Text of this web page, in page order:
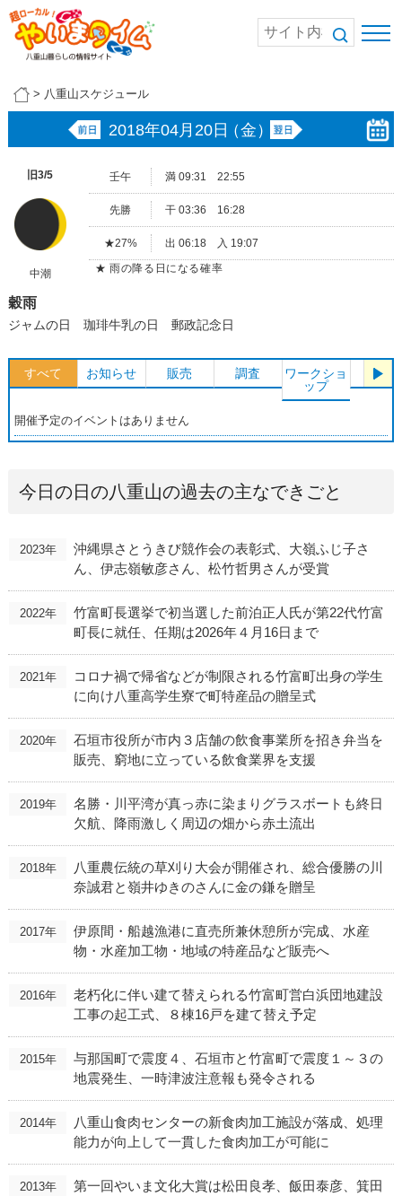
> 八重山スケジュール
2018年04月20日（金）
旧3/5
中潮
壬午 満 09:31 22:55
先勝 干 03:36 16:28
★27%
出 06:18 入 19:07
★ 雨の降る日になる確率
穀雨
ジャムの日 珈琲牛乳の日 郵政記念日
すべて お知らせ 販売 調査
ワークショ
ップ
体験
開催予定のイベントはありません
今日の日の八重山の過去の主なできごと
2023年
沖縄県さとうきび競作会の表彰式、大嶺ふじ子さ
ん、伊志嶺敏彦さん、松竹哲男さんが受賞
2022年
竹富町長選挙で初当選した前泊正人氏が第22代竹富
町長に就任、任期は2026年４月16日まで
2021年
コロナ禍で帰省などが制限される竹富町出身の学生
に向け八重高学生寮で町特産品の贈呈式
2020年
石垣市役所が市内３店舗の飲食事業所を招き弁当を
販売、窮地に立っている飲食業界を支援
2019年
名勝・川平湾が真っ赤に染まりグラスボートも終日
欠航、降雨激しく周辺の畑から赤土流出
2018年
八重農伝統の草刈り大会が開催され、総合優勝の川
奈誠君と嶺井ゆきのさんに金の鎌を贈呈
2017年
伊原間・船越漁港に直売所兼休憩所が完成、水産
物・水産加工物・地域の特産品など販売へ
2016年
老朽化に伴い建て替えられる竹富町営白浜団地建設
工事の起工式、８棟16戸を建て替え予定
2015年
与那国町で震度４、石垣市と竹富町で震度１～３の
地震発生、一時津波注意報も発令される
2014年
八重山食肉センターの新食肉加工施設が落成、処理
能力が向上して一貫した食肉加工が可能に
2013年
第一回やいま文化大賞は松田良孝、飯田泰彦、箕田